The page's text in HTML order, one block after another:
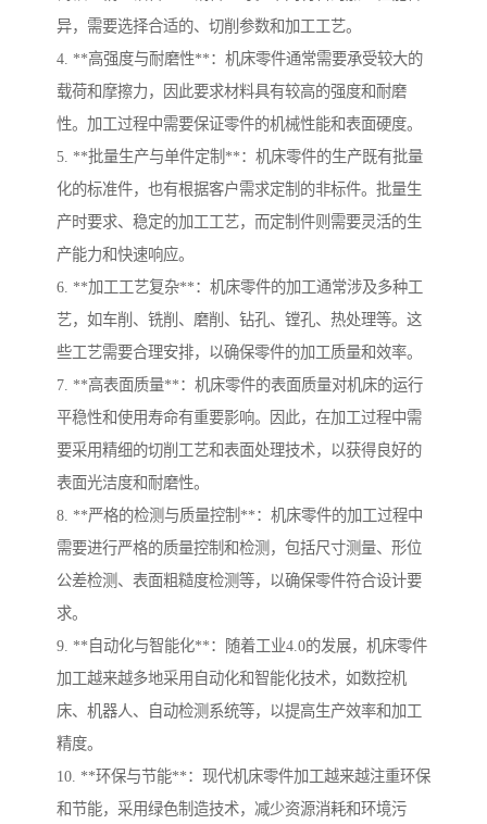
异，需要选择合适的、切削参数和加工工艺。
4. **高强度与耐磨性**：机床零件通常需要承受较大的
载荷和摩擦力，因此要求材料具有较高的强度和耐磨
性。加工过程中需要保证零件的机械性能和表面硬度。
5. **批量生产与单件定制**：机床零件的生产既有批量
化的标准件，也有根据客户需求定制的非标件。批量生
产时要求、稳定的加工工艺，而定制件则需要灵活的生
产能力和快速响应。
6. **加工工艺复杂**：机床零件的加工通常涉及多种工
艺，如车削、铣削、磨削、钻孔、镗孔、热处理等。这
些工艺需要合理安排，以确保零件的加工质量和效率。
7. **高表面质量**：机床零件的表面质量对机床的运行
平稳性和使用寿命有重要影响。因此，在加工过程中需
要采用精细的切削工艺和表面处理技术，以获得良好的
表面光洁度和耐磨性。
8. **严格的检测与质量控制**：机床零件的加工过程中
需要进行严格的质量控制和检测，包括尺寸测量、形位
公差检测、表面粗糙度检测等，以确保零件符合设计要
求。
9. **自动化与智能化**：随着工业4.0的发展，机床零件
加工越来越多地采用自动化和智能化技术，如数控机
床、机器人、自动检测系统等，以提高生产效率和加工
精度。
10. **环保与节能**：现代机床零件加工越来越注重环保
和节能，采用绿色制造技术，减少资源消耗和环境污